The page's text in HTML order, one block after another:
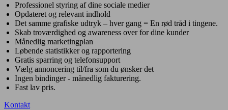
Professionel styring af dine sociale medier
Opdateret og relevant indhold
Det samme grafiske udtryk – hver gang = En rød tråd i tingene.
Skab troværdighed og awareness over for dine kunder
Månedlig marketingplan
Løbende statistikker og rapportering
Gratis sparring og telefonsupport
Vælg annoncering til/fra som du ønsker det
Ingen bindinger - månedlig fakturering.
Fast lav pris.
Kontakt